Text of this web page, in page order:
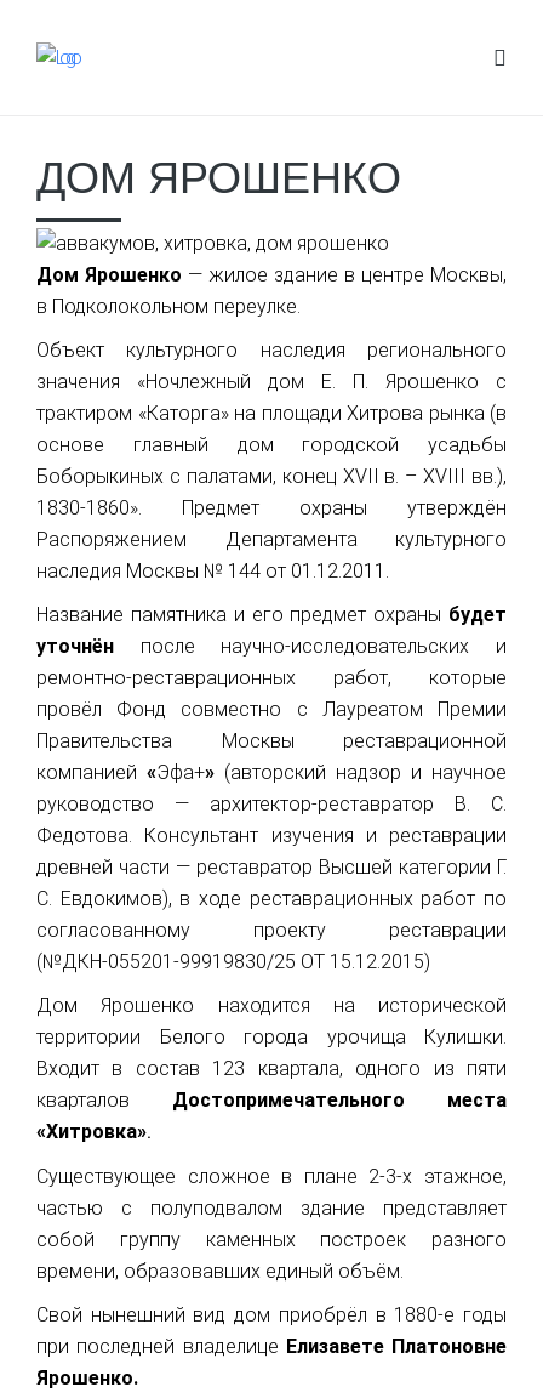
ДОМ ЯРОШЕНКО
Дом Ярошенко — жилое здание в центре Москвы,
в Подколокольном переулке.
Объект культурного наследия регионального
значения «Ночлежный дом Е. П. Ярошенко с
трактиром «Каторга» на площади Хитрова рынка (в
основе главный дом городской усадьбы
Боборыкиных с палатами, конец XVII в. – XVIII вв.),
1830-1860». Предмет охраны утверждён
Распоряжением Департамента культурного
наследия Москвы № 144 от 01.12.2011.
Название памятника и его предмет охраны будет
уточнён после научно-исследовательских и
ремонтно-реставрационных работ, которые
провёл Фонд совместно с Лауреатом Премии
Правительства Москвы реставрационной
компанией «Эфа+» (авторский надзор и научное
руководство — архитектор-реставратор В. С.
Федотова. Консультант изучения и реставрации
древней части — реставратор Высшей категории Г.
С. Евдокимов), в ходе реставрационных работ по
согласованному проекту реставрации
(№ДКН-055201-99919830/25 ОТ 15.12.2015)
Дом Ярошенко находится на исторической
территории Белого города урочища Кулишки.
Входит в состав 123 квартала, одного из пяти
кварталов Достопримечательного места
«Хитровка».
Существующее сложное в плане 2-3-х этажное,
частью с полуподвалом здание представляет
собой группу каменных построек разного
времени, образовавших единый объём.
Свой нынешний вид дом приобрёл в 1880-е годы
при последней владелице Елизавете Платоновне
Ярошенко.